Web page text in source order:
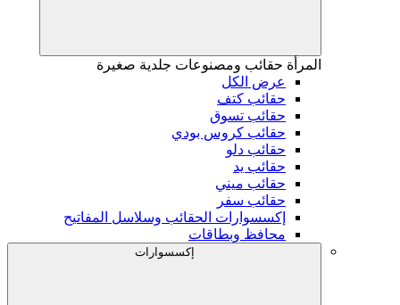
المرأة حقائب ومصنوعات جلدية صغيرة
عرض الكل
حقائب كتف
حقائب تسوق
حقائب كروس بودي
حقائب دلو
حقائب يد
حقائب ميني
حقائب سفر
إكسسوارات الحقائب وسلاسل المفاتيح
محافظ وبطاقات
إكسسوارات